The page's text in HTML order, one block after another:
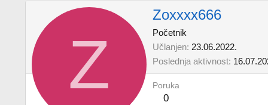
Z
Zoxxxx666
Početnik
Učlanjen 23.06.2022.
Poslednja aktivnost
Poruka
0